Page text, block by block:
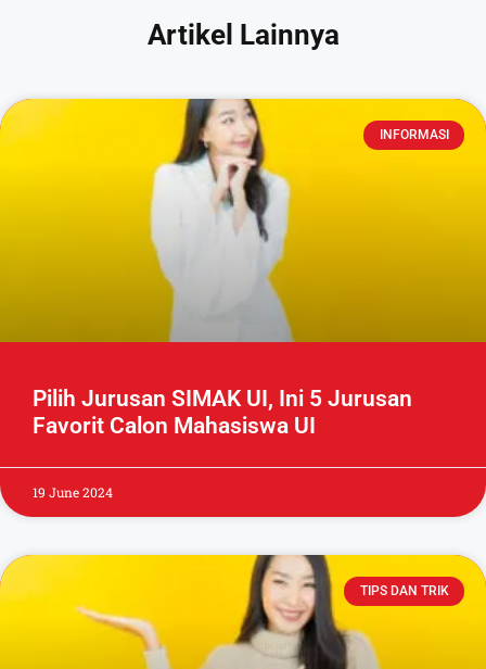
Artikel Lainnya
INFORMASI
Pilih Jurusan SIMAK UI, Ini 5 Jurusan
Favorit Calon Mahasiswa UI
19 June 2024
TIPS DAN TRIK